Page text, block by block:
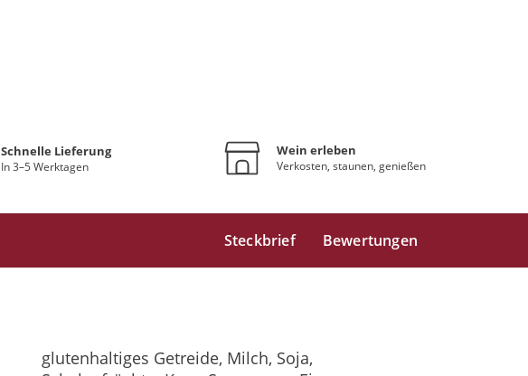
Schnelle Lieferung
In 3–5 Werktagen
Wein erleben
Verkosten, staunen, genießen
Steckbrief Bewertungen
glutenhaltiges Getreide, Milch, Soja,